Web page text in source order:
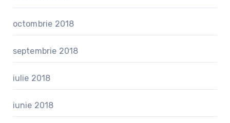
octombrie 2018
septembrie 2018
iulie 2018
iunie 2018